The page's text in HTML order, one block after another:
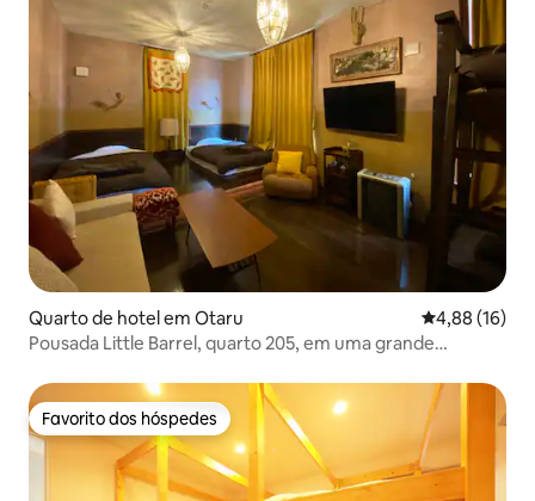
Quarto de hotel em Otaru Classificação
4,88 (16)
Pousada Little Barrel, quarto 205, em uma grande
Favorito dos hóspedes
Favorito dos hóspedes